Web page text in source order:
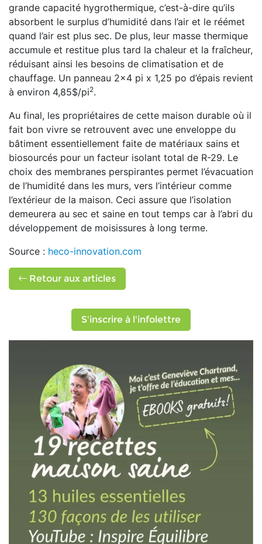
grande capacité hygrothermique, c’est-à-dire qu’ils
absorbent le surplus d’humidité dans l’air et le réémet
quand l’air est plus sec. De plus, leur masse thermique
accumule et restitue plus tard la chaleur et la fraîcheur,
réduisant ainsi les besoins de climatisation et de
chauffage. Un panneau 2x4 pi x 1,25 po d’épais revient
à environ 4,85$/pi2.
Au final, les propriétaires de cette maison durable où il
fait bon vivre se retrouvent avec une enveloppe du
bâtiment essentiellement faite de matériaux sains et
biosourcés pour un facteur isolant total de R-29. Le
choix des membranes perspirantes permet l’évacuation
de l’humidité dans les murs, vers l’intérieur comme
l’extérieur de la maison. Ceci assure que l’isolation
demeurera au sec et saine en tout temps car à l’abri du
développement de moisissures à long terme.
Source : heco-innovation.com
Retour aux articles
S'inscrire à l'infolettre